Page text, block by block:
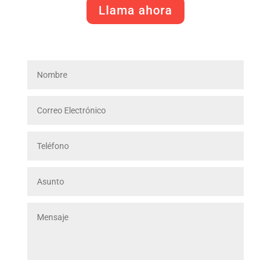
Llama ahora